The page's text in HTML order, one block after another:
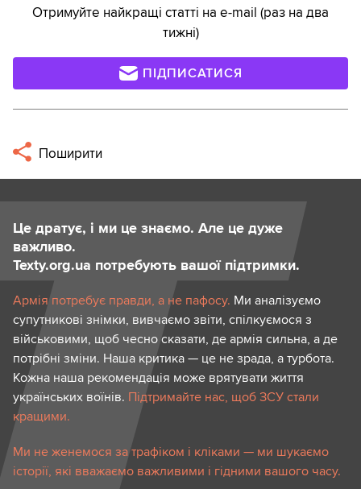
Отримуйте найкращі статті на e-mail (раз на два
тижні)
ПІДПИСАТИСЯ
Поширити
Це дратує, і ми це знаємо. Але це дуже
важливо.
Texty.org.ua потребують вашої підтримки.
Армія потребує правди, а не пафосу. Ми аналізуємо
супутникові знімки, вивчаємо звіти, спілкуємося з
військовими, щоб чесно сказати, де армія сильна, а де
потрібні зміни. Наша критика — це не зрада, а турбота.
Кожна наша рекомендація може врятувати життя
українських воїнів. Підтримайте нас, щоб ЗСУ стали
кращими.
Ми не женемося за трафіком і кліками — ми шукаємо
історії, які вважаємо важливими і гідними вашого часу.